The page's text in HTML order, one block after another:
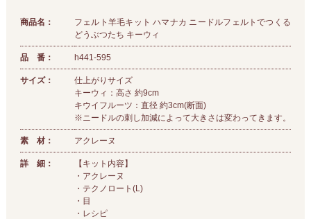
商品名：
フェルト羊毛キット ハマナカ ニードルフェルトでつくる
どうぶつたち キーウィ
品 番： h441-595
サイズ：
仕上がりサイズ
キーウィ：高さ 約9cm
キウイフルーツ：直径 約3cm(断面)
※ニードルの刺し加減によって大きさは変わってきます。
素 材： アクレーヌ
詳 細：
【キット内容】
・アクレーヌ
・テクノロート(L)
・目
・レシピ